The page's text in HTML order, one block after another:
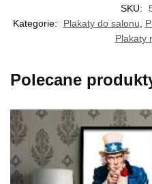
SKU:
Kategorie:
Plakaty do salonu,
Plakaty
Polecane